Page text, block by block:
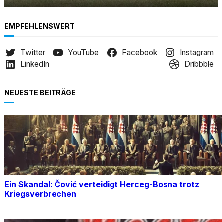
EMPFEHLENSWERT
Twitter YouTube Facebook
Instagram
LinkedIn
Dribbble
NEUESTE BEITRÄGE
Ein Skandal: Čović verteidigt Herceg-Bosna trotz
Kriegsverbrechen